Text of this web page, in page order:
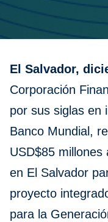
El Salvador,
Corporación
por sus siglas en
Banco Mundial,
USD$85
en El Salvador
proyecto
para la